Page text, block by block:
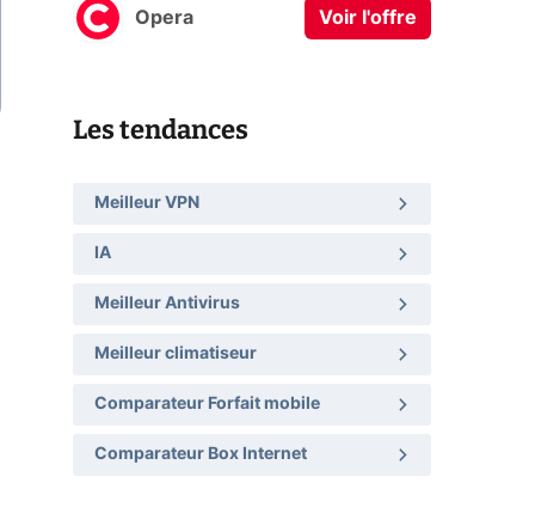
Opera Voir l'offre
Les tendances
Meilleur VPN
IA
Meilleur Antivirus
Meilleur climatiseur
Comparateur Forfait mobile
Comparateur Box Internet